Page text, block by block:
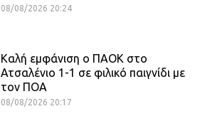
08/08/2026 20:24
Καλή εμφάνιση ο ΠΑΟΚ στο
Ατσαλένιο 1-1 σε φιλικό παιγνίδι με
τον ΠΟΑ
08/08/2026 20:17